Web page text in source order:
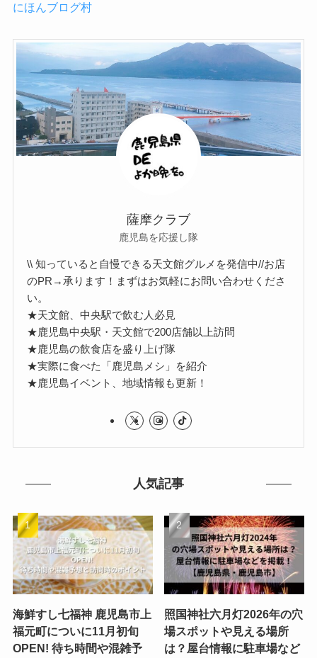
にほんブログ村
薩摩クラブ
鹿児島を応援し隊
\\ 知っていると自慢できる天文館グルメを発信中//お店
のPR→承ります！まずはお気軽にお問い合わせくださ
い。
★天文館、中央駅で飲む人必見
★鹿児島中央駅・天文館で200店舗以上訪問
★鹿児島の飲食店を盛り上げ隊
★実際に食べた「鹿児島メシ」を紹介
★鹿児島イベント、地域情報も更新！
人気記事
海鮮すし七福神 鹿児島市上
福元町についに11月初旬
OPEN! 待ち時間や混雑予
照国神社六月灯2026年の穴
場スポットや見える場所
は？屋台情報に駐車場など